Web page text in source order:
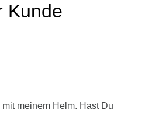
Kunde
meinem Helm. Hast Du